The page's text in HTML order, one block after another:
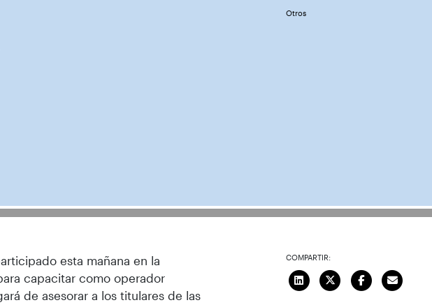
Otros
esta mañana en la
capacitar como operador
de asesorar a los titulares de las
COMPARTIR: